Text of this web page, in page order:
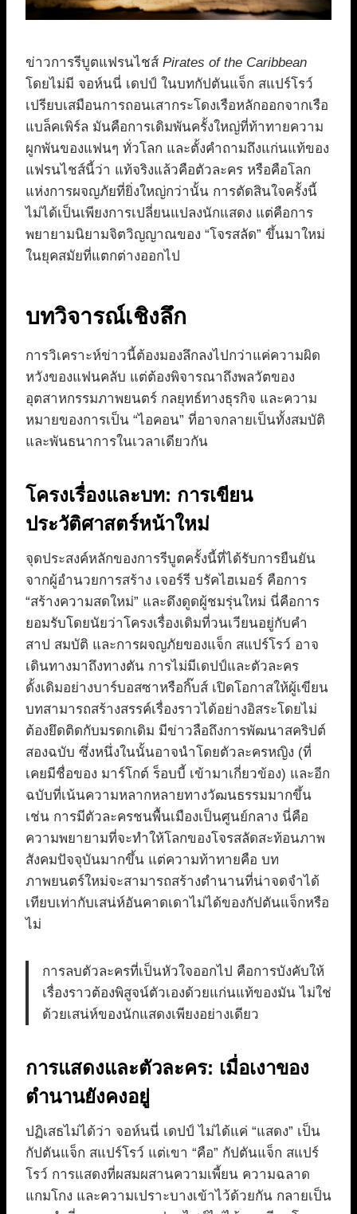
ข่าวการรีบูตแฟรนไชส์ Pirates of the Caribbean
โดยไม่มี จอห์นนี่ เดปป์ ในบทกัปตันแจ็ก สแปร์โรว์
เปรียบเสมือนการถอนเสากระโดงเรือหลักออกจากเรือ
แบล็คเพิร์ล มันคือการเดิมพันครั้งใหญ่ที่ท้าทายความ
ผูกพันของแฟนๆ ทั่วโลก และตั้งคำถามถึงแก่นแท้ของ
แฟรนไชส์นี้ว่า แท้จริงแล้วคือตัวละคร หรือคือโลก
แห่งการผจญภัยที่ยิ่งใหญ่กว่านั้น การตัดสินใจครั้งนี้
ไม่ได้เป็นเพียงการเปลี่ยนแปลงนักแสดง แต่คือการ
พยายามนิยามจิตวิญญาณของ “โจรสลัด” ขึ้นมาใหม่
ในยุคสมัยที่แตกต่างออกไป
บทวิจารณ์เชิงลึก
การวิเคราะห์ข่าวนี้ต้องมองลึกลงไปกว่าแค่ความผิด
หวังของแฟนคลับ แต่ต้องพิจารณาถึงพลวัตของ
อุตสาหกรรมภาพยนตร์ กลยุทธ์ทางธุรกิจ และความ
หมายของการเป็น “ไอคอน” ที่อาจกลายเป็นทั้งสมบัติ
และพันธนาการในเวลาเดียวกัน
โครงเรื่องและบท: การเขียน
ประวัติศาสตร์หน้าใหม่
จุดประสงค์หลักของการรีบูตครั้งนี้ที่ได้รับการยืนยัน
จากผู้อำนวยการสร้าง เจอร์รี บรัคไฮเมอร์ คือการ
“สร้างความสดใหม่” และดึงดูดผู้ชมรุ่นใหม่ นี่คือการ
ยอมรับโดยนัยว่าโครงเรื่องเดิมที่วนเวียนอยู่กับคำ
สาป สมบัติ และการผจญภัยของแจ็ก สแปร์โรว์ อาจ
เดินทางมาถึงทางตัน การไม่มีเดปป์และตัวละคร
ดั้งเดิมอย่างบาร์บอสซาหรือกิ๊บส์ เปิดโอกาสให้ผู้เขียน
บทสามารถสร้างสรรค์เรื่องราวได้อย่างอิสระโดยไม่
ต้องยึดติดกับมรดกเดิม มีข่าวลือถึงการพัฒนาสคริปต์
สองฉบับ ซึ่งหนึ่งในนั้นอาจนำโดยตัวละครหญิง (ที่
เคยมีชื่อของ มาร์โกต์ ร็อบบี้ เข้ามาเกี่ยวข้อง) และอีก
ฉบับที่เน้นความหลากหลายทางวัฒนธรรมมากขึ้น
เช่น การมีตัวละครชนพื้นเมืองเป็นศูนย์กลาง นี่คือ
ความพยายามที่จะทำให้โลกของโจรสลัดสะท้อนภาพ
สังคมปัจจุบันมากขึ้น แต่ความท้าทายคือ บท
ภาพยนตร์ใหม่จะสามารถสร้างตำนานที่น่าจดจำได้
เทียบเท่ากับเสน่ห์อันคาดเดาไม่ได้ของกัปตันแจ็กหรือ
ไม่
การลบตัวละครที่เป็นหัวใจออกไป คือการบังคับให้
เรื่องราวต้องพิสูจน์ตัวเองด้วยแก่นแท้ของมัน ไม่ใช่
ด้วยเสน่ห์ของนักแสดงเพียงอย่างเดียว
การแสดงและตัวละคร: เมื่อเงาของ
ตำนานยังคงอยู่
ปฏิเสธไม่ได้ว่า จอห์นนี่ เดปป์ ไม่ได้แค่ “แสดง” เป็น
กัปตันแจ็ก สแปร์โรว์ แต่เขา “คือ” กัปตันแจ็ก สแปร์
โรว์ การแสดงที่ผสมผสานความเพี้ยน ความฉลาด
แกมโกง และความเปราะบางเข้าไว้ด้วยกัน กลายเป็น